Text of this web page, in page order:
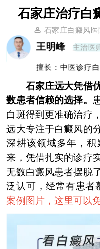
石家庄治疗白
石家庄白癜风医
王明峰 主治医
擅长：中医诊疗
石家庄远大凭借优
数患者信赖的选择。
白斑得到更准确治疗
远大专注于白癜风的
深耕该领域多年，
来，凭借扎实的诊疗
无数白癜风患者摆脱
泛认可，经常有患者
案例图片，这里可以